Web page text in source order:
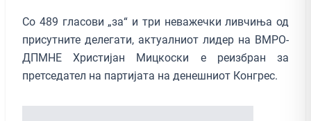
Со 489 гласови „за“ и три неважечки ливчиња од
присутните делегати, актуалниот лидер на ВМРО-
ДПМНЕ Христијан Мицкоски е реизбран за
претседател на партијата на денешниот Конгрес.